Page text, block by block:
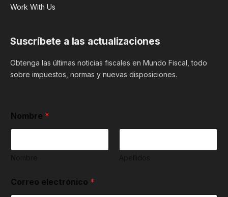
Work With Us
Suscríbete a las actualizaciones
Obtenga las últimas noticias fiscales en Mundo Fiscal, todo
sobre impuestos, normas y nuevas disposiciones.
a
c
r
a
Nombre *
Correo electrónico *